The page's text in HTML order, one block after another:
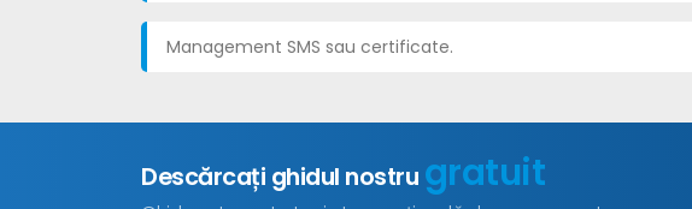
Management SMS sau certificate.
Descărcați ghidul nostru gratuit